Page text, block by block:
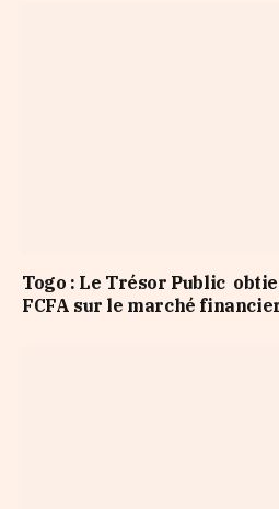
Togo : Le Trésor Public
FCFA sur le marché financier